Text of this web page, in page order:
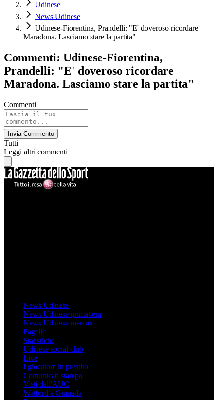
Udinese
News Udinese
Udinese-Fiorentina, Prandelli: "E' doveroso ricordare
Maradona. Lasciamo stare la partita"
Commenti: Udinese-Fiorentina,
Prandelli: "E' doveroso ricordare
Maradona. Lasciamo stare la partita"
Commenti
Invia Commento
Tutti
Leggi altri commenti
News Udinese
News Udinese primavera
News Udinese mercato
Pagelle
Statistiche
Udinese social club
Live
I giocatore in prestito
Comunicati stampa
Visti dall'AUC
Watford e Granada